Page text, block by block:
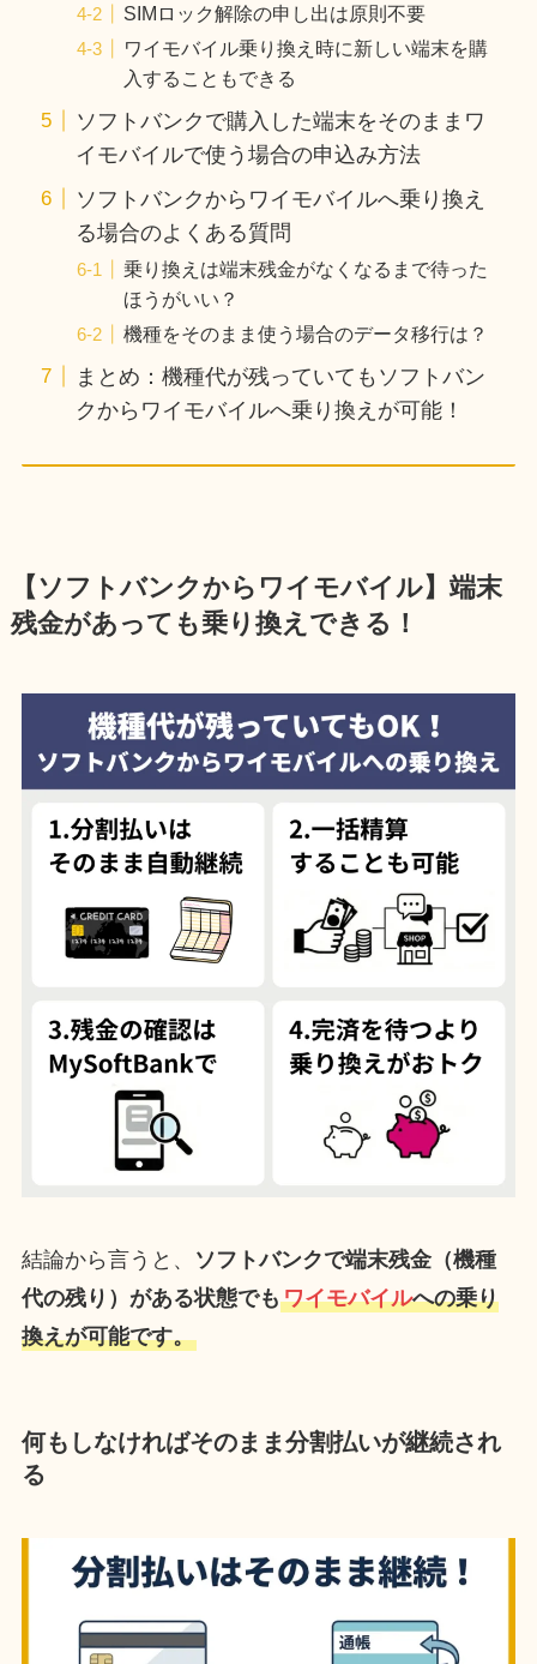
SIMロック解除の申し出は原則不要
ワイモバイル乗り換え時に新しい端末を購
入することもできる
ソフトバンクで購入した端末をそのままワ
イモバイルで使う場合の申込み方法
ソフトバンクからワイモバイルへ乗り換え
る場合のよくある質問
乗り換えは端末残金がなくなるまで待った
ほうがいい？
機種をそのまま使う場合のデータ移行は？
まとめ：機種代が残っていてもソフトバン
クからワイモバイルへ乗り換えが可能！
【ソフトバンクからワイモバイル】端末
残金があっても乗り換えできる！
結論から言うと、
ソフトバンクで端末残金（機種
代の残り）がある状態でもワイモバイルへの乗り
換えが可能です。
何もしなければそのまま分割払いが継続され
る